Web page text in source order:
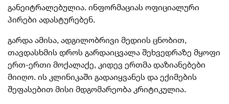
განეიტრალებულია. ინფორმაციას ოფიციალური
პირები ადასტურებენ.
გარდა ამისა, ადგილობრივი მედიის ცნობით,
თავდასხმის დროს გარდაიცვალა შეხვედრაზე მყოფი
ერთ-ერთი მოქალაქე, კიდევ ერთმა დაზიანებები
მიიღო. ის კლინიკაში გადაიყვანეს და ექიმების
შეფასებით მისი მდგომარეობა კრიტიკულია.